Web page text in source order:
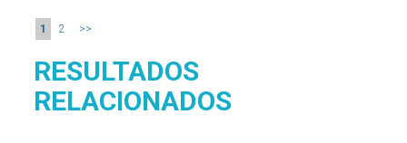
1 2 >>
RESULTADOS
RELACIONADOS